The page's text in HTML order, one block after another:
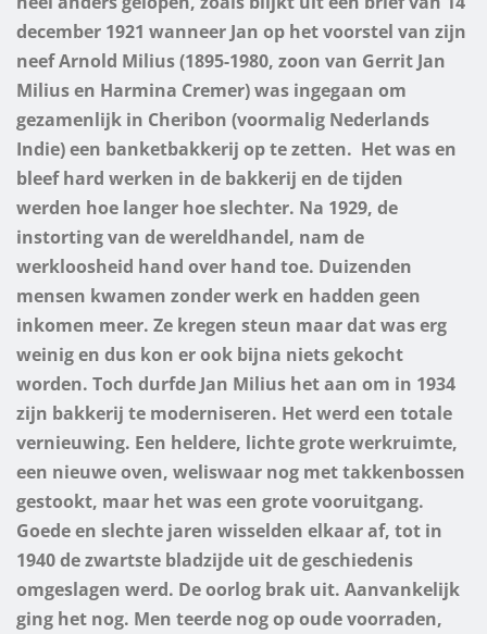
december 1921 wanneer Jan op het voorstel van zijn
neef Arnold Milius (1895-1980, zoon van Gerrit Jan
Milius en Harmina Cremer) was ingegaan om
gezamenlijk in Cheribon (voormalig Nederlands
Indie) een banketbakkerij op te zetten. Het was en
bleef hard werken in de bakkerij en de tijden
werden hoe langer hoe slechter. Na 1929, de
instorting van de wereldhandel, nam de
werkloosheid hand over hand toe. Duizenden
mensen kwamen zonder werk en hadden geen
inkomen meer. Ze kregen steun maar dat was erg
weinig en dus kon er ook bijna niets gekocht
worden. Toch durfde Jan Milius het aan om in 1934
zijn bakkerij te moderniseren. Het werd een totale
vernieuwing. Een heldere, lichte grote werkruimte,
een nieuwe oven, weliswaar nog met takkenbossen
gestookt, maar het was een grote vooruitgang.
Goede en slechte jaren wisselden elkaar af, tot in
1940 de zwartste bladzijde uit de geschiedenis
omgeslagen werd. De oorlog brak uit. Aanvankelijk
ging het nog. Men teerde nog op oude voorraden,